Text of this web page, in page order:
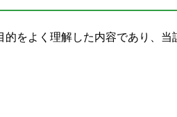
をよく理解した内容であり、当